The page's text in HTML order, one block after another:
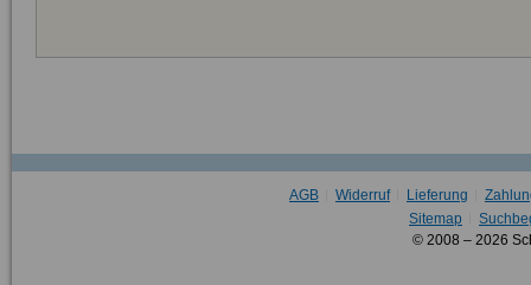
AGB Widerruf Lieferung
Sitemap
© 2008 – 2026